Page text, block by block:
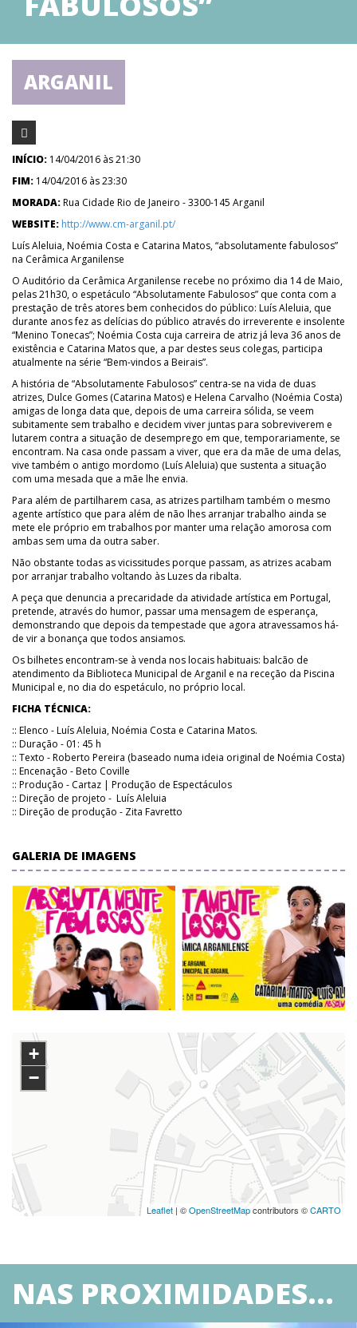
ARGANIL
INÍCIO: 14/04/2016 às 21:30
FIM: 14/04/2016 às 23:30
MORADA:Rua Cidade Rio de Janeiro - 3300-145 Arganil
WEBSITE: http://www.cm-arganil.pt/
Luís Aleluia, Noémia Costa e Catarina Matos, “absolutamente fabulosos”
na Cerâmica Arganilense
O Auditório da Cerâmica Arganilense recebe no próximo dia 14 de Maio,
pelas 21h30, o espetáculo “Absolutamente Fabulosos” que conta com a
prestação de três atores bem conhecidos do público: Luís Aleluia, que
durante anos fez as delícias do público através do irreverente e insolente
“Menino Tonecas”; Noémia Costa cuja carreira de atriz já leva 36 anos de
existência e Catarina Matos que, a par destes seus colegas, participa
atualmente na série “Bem-vindos a Beirais”.
A história de “Absolutamente Fabulosos” centra-se na vida de duas
atrizes, Dulce Gomes (Catarina Matos) e Helena Carvalho (Noémia Costa)
amigas de longa data que, depois de uma carreira sólida, se veem
subitamente sem trabalho e decidem viver juntas para sobreviverem e
lutarem contra a situação de desemprego em que, temporariamente, se
encontram. Na casa onde passam a viver, que era da mãe de uma delas,
vive também o antigo mordomo (Luís Aleluia) que sustenta a situação
com uma mesada que a mãe lhe envia.
Para além de partilharem casa, as atrizes partilham também o mesmo
agente artístico que para além de não lhes arranjar trabalho ainda se
mete ele próprio em trabalhos por manter uma relação amorosa com
ambas sem uma da outra saber.
Não obstante todas as vicissitudes porque passam, as atrizes acabam
por arranjar trabalho voltando às Luzes da ribalta.
A peça que denuncia a precaridade da atividade artística em Portugal,
pretende, através do humor, passar uma mensagem de esperança,
demonstrando que depois da tempestade que agora atravessamos há-
de vir a bonança que todos ansiamos.
Os bilhetes encontram-se à venda nos locais habituais: balcão de
atendimento da Biblioteca Municipal de Arganil e na receção da Piscina
Municipal e, no dia do espetáculo, no próprio local.
FICHA TÉCNICA:
:: Elenco - Luís Aleluia, Noémia Costa e Catarina Matos.
:: Duração - 01: 45 h
:: Texto - Roberto Pereira (baseado numa ideia original de Noémia Costa)
:: Encenação - Beto Coville
:: Produção - Cartaz | Produção de Espectáculos
:: Direção de projeto - Luís Aleluia
:: Direção de produção - Zita Favretto
GALERIA DE IMAGENS
+
−
Leaflet | ©OpenStreetMapcontributors ©CARTO
NAS PROXIMIDADES...